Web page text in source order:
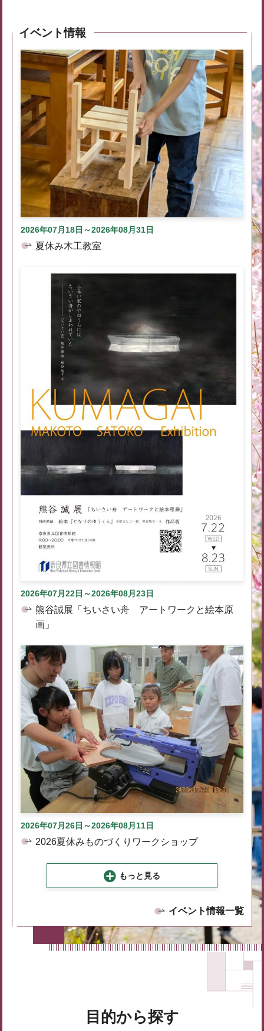
イベント情報
2026年07月18日～2026年08月31日
夏休み木工教室
2026年07月22日～2026年08月23日
熊谷誠展「ちいさい舟 アートワークと絵本原
画」
2026年07月26日～2026年08月11日
2026夏休みものづくりワークショップ
もっと見る
イベント情報一覧
目的から探す